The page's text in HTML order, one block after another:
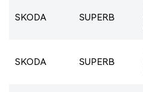
SKODA SUPERB
SKODA SUPERB